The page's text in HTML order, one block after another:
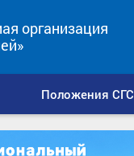
организация
Положения СГС